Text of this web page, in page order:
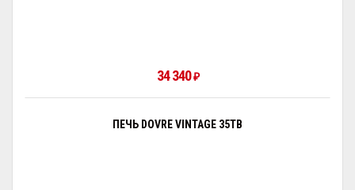
34 340 ₽
ПЕЧЬ DOVRE VINTAGE 35TB